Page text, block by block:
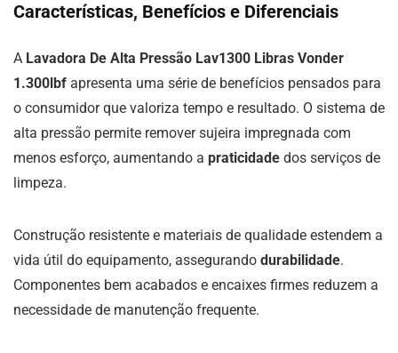
Características, Benefícios e Diferenciais
A Lavadora De Alta Pressão Lav1300 Libras Vonder
1.300lbf apresenta uma série de benefícios pensados para
o consumidor que valoriza tempo e resultado. O sistema de
alta pressão permite remover sujeira impregnada com
menos esforço, aumentando a praticidade dos serviços de
limpeza.
Construção resistente e materiais de qualidade estendem a
vida útil do equipamento, assegurando durabilidade.
Componentes bem acabados e encaixes firmes reduzem a
necessidade de manutenção frequente.